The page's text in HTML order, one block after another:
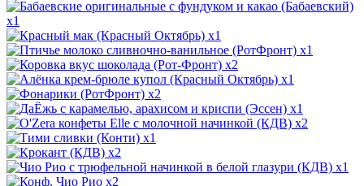
x1
x1
x1
x2
x1
x2
x1
x2
x1
x2
x1
x2